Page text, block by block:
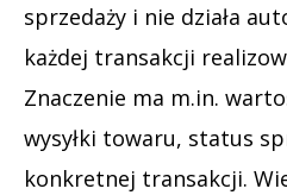
sprzedaży i nie działa
każdej transakcji
Znaczenie ma m.in.
wysyłki towaru, status
konkretnej transakcji.